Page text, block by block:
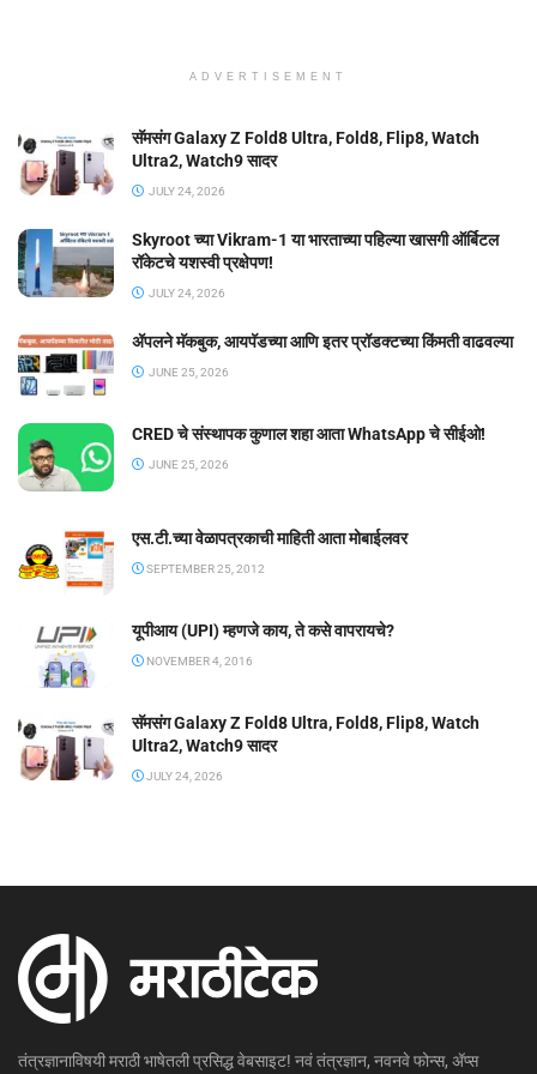
ADVERTISEMENT
सॅमसंग Galaxy Z Fold8 Ultra, Fold8, Flip8, Watch
Ultra2, Watch9 सादर
JULY 24, 2026
Skyroot च्या Vikram-1 या भारताच्या पहिल्या खासगी ऑर्बिटल
रॉकेटचे यशस्वी प्रक्षेपण!
JULY 24, 2026
ॲपलने मॅकबुक, आयपॅडच्या आणि इतर प्रॉडक्टच्या किंमती वाढवल्या
JUNE 25, 2026
CRED चे संस्थापक कुणाल शहा आता WhatsApp चे सीईओ!
JUNE 25, 2026
एस.टी.च्या वेळापत्रकाची माहिती आता मोबाईलवर
SEPTEMBER 25, 2012
यूपीआय (UPI) म्हणजे काय, ते कसे वापरायचे?
NOVEMBER 4, 2016
सॅमसंग Galaxy Z Fold8 Ultra, Fold8, Flip8, Watch
Ultra2, Watch9 सादर
JULY 24, 2026
तंत्रज्ञानाविषयी मराठी भाषेतली प्रसिद्ध वेबसाइट! नवं तंत्रज्ञान, नवनवे फोन्स, ॲप्स